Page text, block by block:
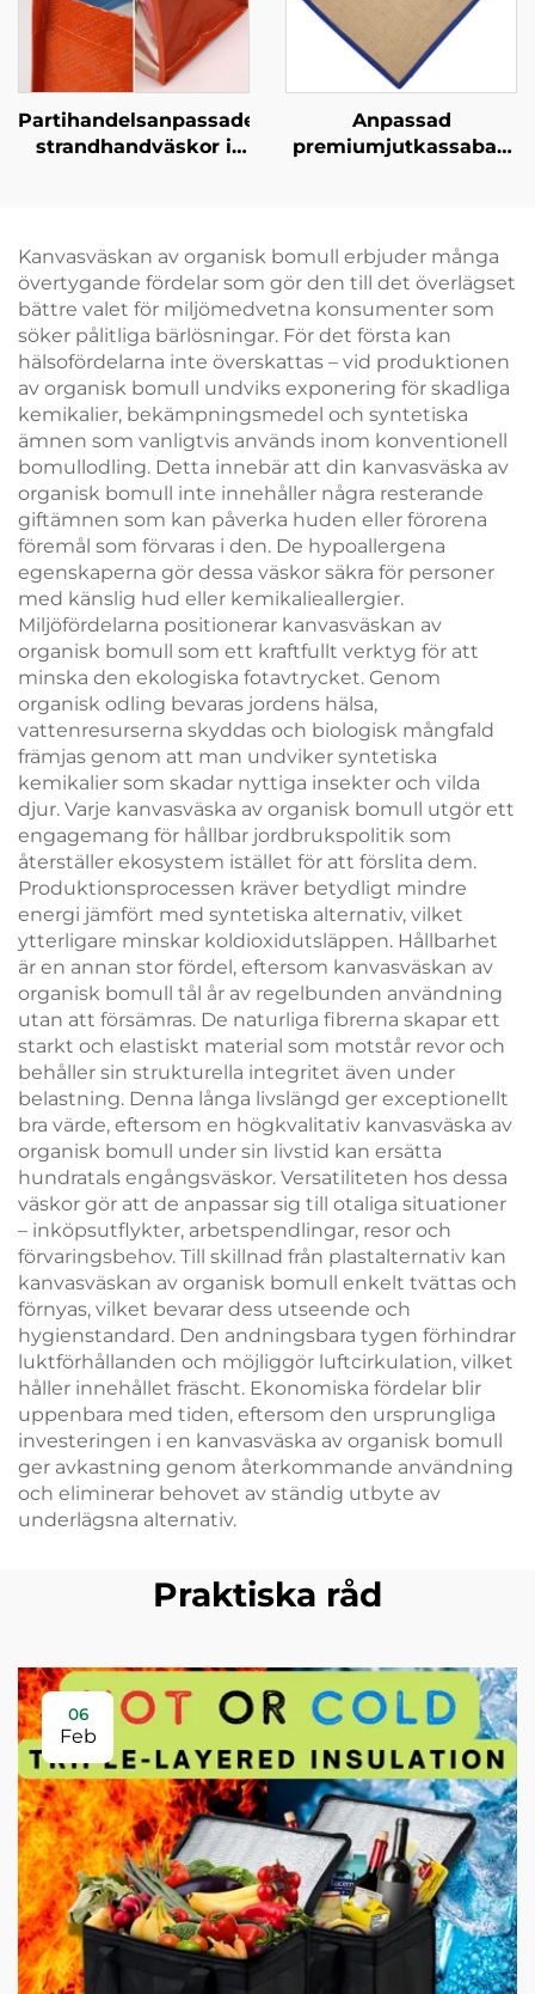
Partihandelsanpassade
strandhandväskor i
för partiförsäljning
Anpassad
premiumjutkassabag
shoppingessens
Kanvasväskan av organisk bomull erbjuder många
övertygande fördelar som gör den till det överlägset
bättre valet för miljömedvetna konsumenter som
söker pålitliga bärlösningar. För det första kan
hälsofördelarna inte överskattas – vid produktionen
av organisk bomull undviks exponering för skadliga
kemikalier, bekämpningsmedel och syntetiska
ämnen som vanligtvis används inom konventionell
bomullodling. Detta innebär att din kanvasväska av
organisk bomull inte innehåller några resterande
giftämnen som kan påverka huden eller förorena
föremål som förvaras i den. De hypoallergena
egenskaperna gör dessa väskor säkra för personer
med känslig hud eller kemikalieallergier.
Miljöfördelarna positionerar kanvasväskan av
organisk bomull som ett kraftfullt verktyg för att
minska den ekologiska fotavtrycket. Genom
organisk odling bevaras jordens hälsa,
vattenresurserna skyddas och biologisk mångfald
främjas genom att man undviker syntetiska
kemikalier som skadar nyttiga insekter och vilda
djur. Varje kanvasväska av organisk bomull utgör ett
engagemang för hållbar jordbrukspolitik som
återställer ekosystem istället för att förslita dem.
Produktionsprocessen kräver betydligt mindre
energi jämfört med syntetiska alternativ, vilket
ytterligare minskar koldioxidutsläppen. Hållbarhet
är en annan stor fördel, eftersom kanvasväskan av
organisk bomull tål år av regelbunden användning
utan att försämras. De naturliga fibrerna skapar ett
starkt och elastiskt material som motstår revor och
behåller sin strukturella integritet även under
belastning. Denna långa livslängd ger exceptionellt
bra värde, eftersom en högkvalitativ kanvasväska av
organisk bomull under sin livstid kan ersätta
hundratals engångsväskor. Versatiliteten hos dessa
väskor gör att de anpassar sig till otaliga situationer
– inköpsutflykter, arbetspendlingar, resor och
förvaringsbehov. Till skillnad från plastalternativ kan
kanvasväskan av organisk bomull enkelt tvättas och
förnyas, vilket bevarar dess utseende och
hygienstandard. Den andningsbara tygen förhindrar
luktförhållanden och möjliggör luftcirkulation, vilket
håller innehållet fräscht. Ekonomiska fördelar blir
uppenbara med tiden, eftersom den ursprungliga
investeringen i en kanvasväska av organisk bomull
ger avkastning genom återkommande användning
och eliminerar behovet av ständig utbyte av
underlägsna alternativ.
Praktiska råd
06
Feb